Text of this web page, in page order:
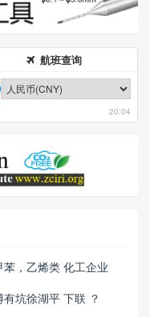
航班查询
20:04
，乙烯类 化工企业
坑徐湖平 下联 ？